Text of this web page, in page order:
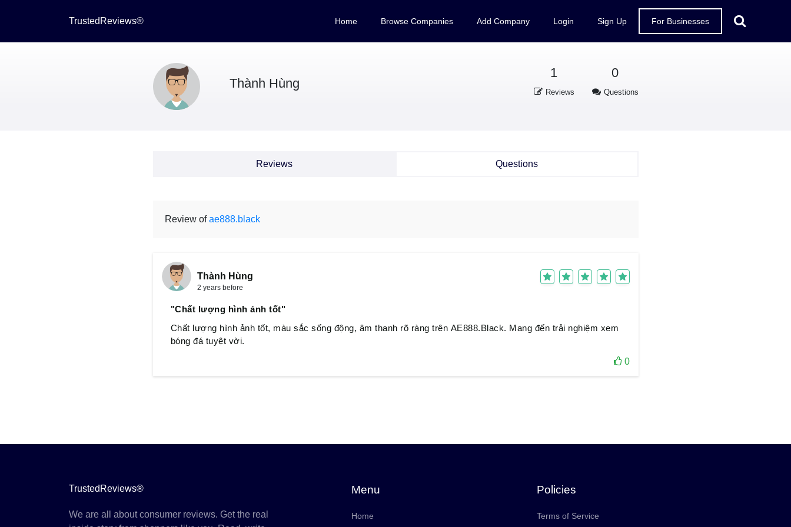
TrustedReviews® Home Browse Companies Add Company Login Sign Up For Businesses
Thành Hùng
1
Reviews
0
Questions
Reviews Questions
Review ofae888.black
Thành Hùng
2 years before
"Chất lượng hình ảnh tốt"
Chất lượng hình ảnh tốt, màu sắc sống động, âm thanh rõ ràng trên AE888.Black. Mang đến trải nghiệm xem
bóng đá tuyệt vời.
0
TrustedReviews®
We are all about consumer reviews. Get the real
Menu
Home
Policies
Terms of Service